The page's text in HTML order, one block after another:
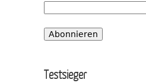
Testsieger